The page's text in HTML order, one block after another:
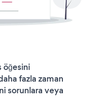
öğesini
fazla zaman
sorunlara veya